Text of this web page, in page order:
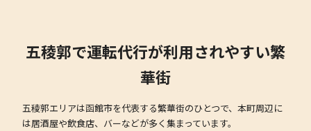
五稜郭で運転代行が利用されやすい繁
華街
五稜郭エリアは函館市を代表する繁華街のひとつで、本町周辺に
は居酒屋や飲食店、バーなどが多く集まっています。